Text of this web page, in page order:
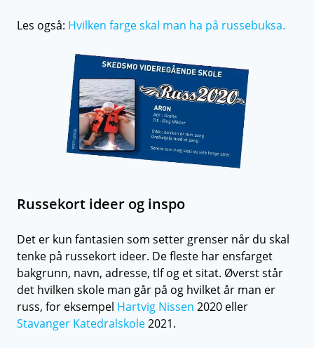
Les også: Hvilken farge skal man ha på russebuksa.
Russekort ideer og inspo
Det er kun fantasien som setter grenser når du skal
tenke på russekort ideer. De fleste har ensfarget
bakgrunn, navn, adresse, tlf og et sitat. Øverst står
det hvilken skole man går på og hvilket år man er
russ, for eksempel Hartvig Nissen 2020 eller
Stavanger Katedralskole2021.